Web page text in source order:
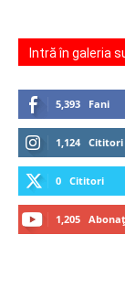
Intră în galeria
5,393 Fani
1,124 Cititori
0 Cititori
1,205